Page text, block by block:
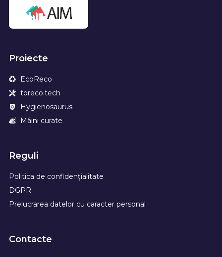
Proiecte
EcoReco
toreco.tech
Hygienosaurus
Mâini curate
Reguli
Politica de confidențialitate
DGPR
Prelucrarea datelor cu caracter personal
Contacte